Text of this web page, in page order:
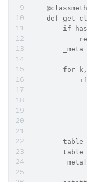
def
if
_meta
for
table
table